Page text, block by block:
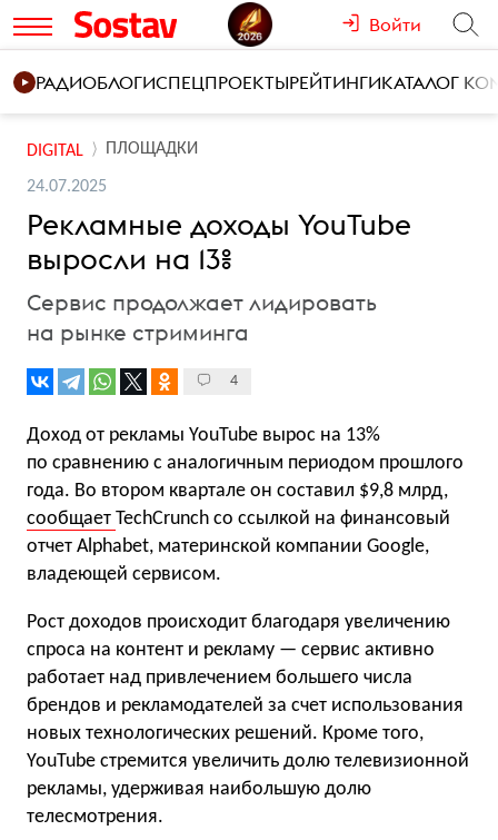
Войти
РАДИОБЛОГИСПЕЦПРОЕКТЫРЕЙТИНГИКАТАЛОГ
DIGITAL ПЛОЩАДКИ
24.07.2025
Рекламные доходы YouTube
выросли на 13%
Сервис продолжает лидировать
на рынке стриминга
4
Доход от рекламы YouTube вырос на 13%
по сравнению с аналогичным периодом прошлого
года. Во втором квартале он составил $9,8 млрд,
сообщает TechCrunch со ссылкой на финансовый
отчет Alphabet, материнской компании Google,
владеющей сервисом.
Рост доходов происходит благодаря увеличению
спроса на контент и рекламу — сервис активно
работает над привлечением большего числа
брендов и рекламодателей за счет использования
новых технологических решений. Кроме того,
YouTube стремится увеличить долю телевизионной
рекламы, удерживая наибольшую долю
телесмотрения.